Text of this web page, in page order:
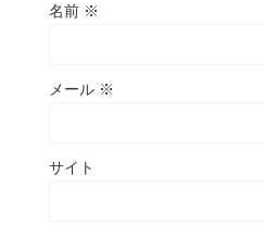
名前 ※
メール ※
サイト